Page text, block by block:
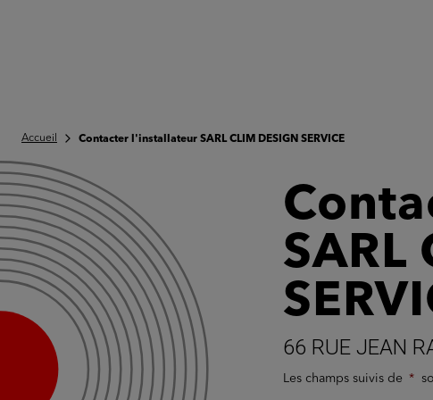
Accueil Contacter l'installateur SARL CLIM DESIGN SERVICE
SARL
66 RUE JEAN
Les champs suivis de